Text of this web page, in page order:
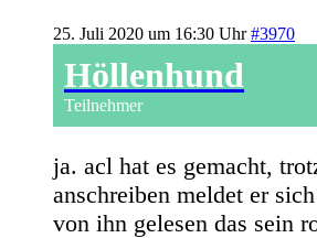
25. Juli 2020 um 16:30 Uhr #3970
Höllenhund
Teilnehmer
ja. acl hat es gemacht,
anschreiben meldet er
von ihn gelesen das sein